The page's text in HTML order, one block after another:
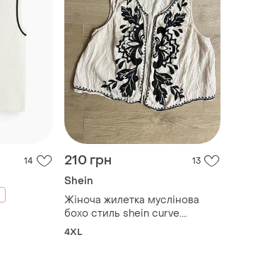
14 210 грн 13
Shein
Жіноча жилетка муслінова
бохо стиль shein curve.
молочна з чорним
4XL